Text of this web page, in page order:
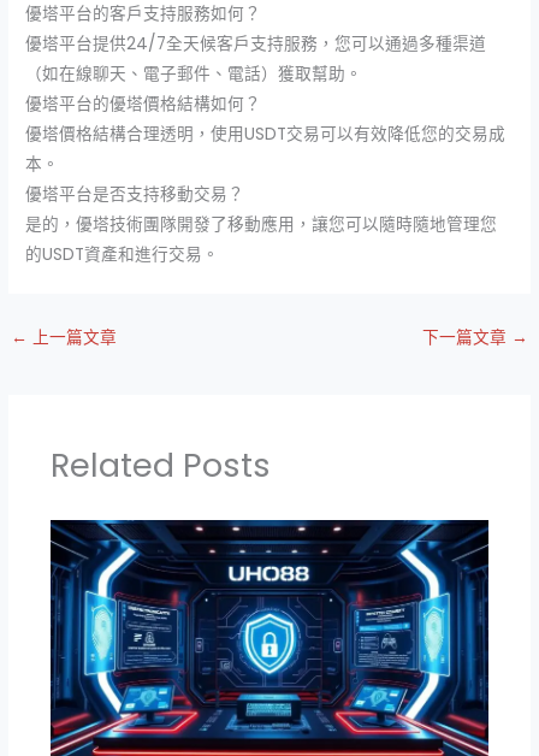
優塔平台的客戶支持服務如何？
優塔平台提供24/7全天候客戶支持服務，您可以通過多種渠道
（如在線聊天、電子郵件、電話）獲取幫助。
優塔平台的優塔價格結構如何？
優塔價格結構合理透明，使用USDT交易可以有效降低您的交易成
本。
優塔平台是否支持移動交易？
是的，優塔技術團隊開發了移動應用，讓您可以隨時隨地管理您
的USDT資產和進行交易。
← 上一篇文章 下一篇文章 →
Related Posts